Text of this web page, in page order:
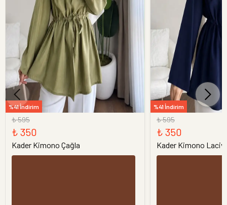
%41 İndirim
₺ 595
₺ 350
Kader Kimono Çağla
%41 İndirim
₺ 595
₺ 350
Kader Kimono